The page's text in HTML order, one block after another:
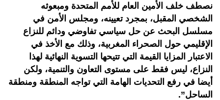
نصطف خلف الأمين العام للأمم المتحدة ومبعوثه
الشخصي المقبل، بمجرد تعيينه، ومجلس الأمن في
مسلسل البحث عن حل سياسي تفاوضي ودائم للنزاع
الإقليمي حول الصحراء المغربية، وذلك مع الأخذ في
الاعتبار المزايا القيمة التي تتيحها التسوية النهائية لهذا
النزاع، ليس فقط على مستوى التعاون والتنمية، ولكن
أيضا في رفع التحديات الهامة التي تواجه المنطقة ومنطقة
الساحل”.